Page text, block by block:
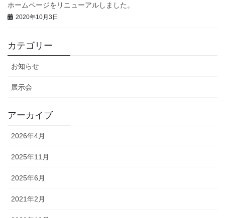
ホームページをリニューアルしました。
2020年10月3日
カテゴリー
お知らせ
展示会
アーカイブ
2026年4月
2025年11月
2025年6月
2021年2月